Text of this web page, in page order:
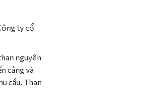
ty cổ
nguyên
cảng và
cầu. Than